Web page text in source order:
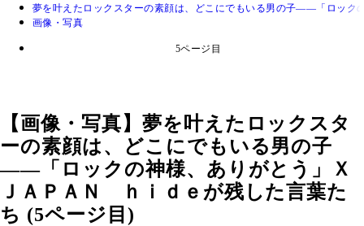
夢を叶えたロックスターの素顔は、どこにでもいる男の子――「ロッ
画像・写真
5ページ目
【画像・写真】夢を叶えたロックスタ
ーの素顔は、どこにでもいる男の子
――「ロックの神様、ありがとう」Ｘ
ＪＡＰＡＮ ｈｉｄｅが残した言葉た
ち (5ページ目)